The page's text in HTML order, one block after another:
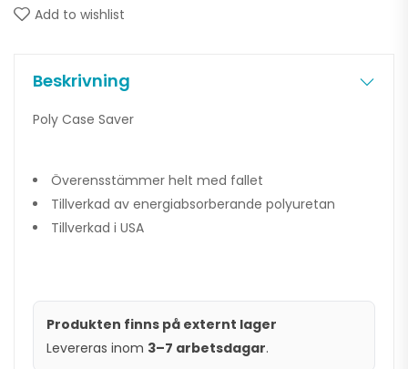
Add to wishlist
Beskrivning
Poly Case Saver
Överensstämmer helt med fallet
Tillverkad av energiabsorberande polyuretan
Tillverkad i USA
Produkten finns på externt lager
Levereras inom 3–7 arbetsdagar.